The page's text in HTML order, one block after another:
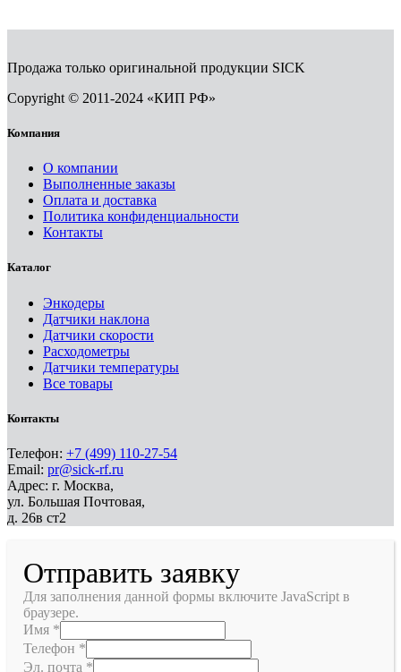
Продажа только оригинальной продукции SICK
Copyright © 2011-2024 «КИП РФ»
Компания
О компании
Выполненные заказы
Оплата и доставка
Политика конфиденциальности
Контакты
Каталог
Энкодеры
Датчики наклона
Датчики скорости
Расходометры
Датчики температуры
Все товары
Контакты
Телефон: +7 (499) 110-27-54
Email: pr@sick-rf.ru
Адрес: г. Москва,
ул. Большая Почтовая,
д. 26в ст2
Отправить заявку
Для заполнения данной формы включите JavaScript в
браузере.
Имя *
Телефон *
Эл. почта *